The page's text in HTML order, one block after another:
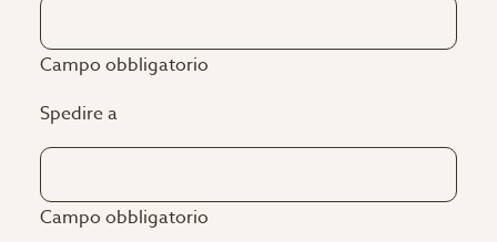
Campo obbligatorio
Spedire a
Campo obbligatorio